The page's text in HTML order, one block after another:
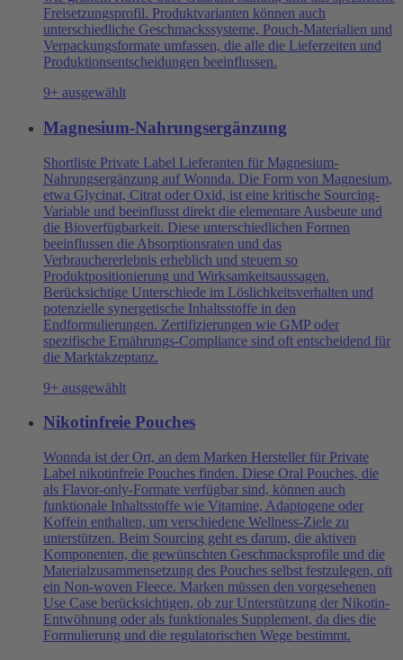
Freisetzungsprofil. Produktvarianten können auch
unterschiedliche Geschmackssysteme, Pouch-Materialien und
Verpackungsformate umfassen, die alle die Lieferzeiten und
Produktionsentscheidungen beeinflussen.
9+ ausgewählt
Magnesium-Nahrungsergänzung
Shortliste Private Label Lieferanten für Magnesium-
Nahrungsergänzung auf Wonnda. Die Form von Magnesium,
etwa Glycinat, Citrat oder Oxid, ist eine kritische Sourcing-
Variable und beeinflusst direkt die elementare Ausbeute und
die Bioverfügbarkeit. Diese unterschiedlichen Formen
beeinflussen die Absorptionsraten und das
Verbrauchererlebnis erheblich und steuern so
Produktpositionierung und Wirksamkeitsaussagen.
Berücksichtige Unterschiede im Löslichkeitsverhalten und
potenzielle synergetische Inhaltsstoffe in den
Endformulierungen. Zertifizierungen wie GMP oder
spezifische Ernährungs-Compliance sind oft entscheidend für
die Marktakzeptanz.
9+ ausgewählt
Nikotinfreie Pouches
Wonnda ist der Ort, an dem Marken Hersteller für Private
Label nikotinfreie Pouches finden. Diese Oral Pouches, die
als Flavor-only-Formate verfügbar sind, können auch
funktionale Inhaltsstoffe wie Vitamine, Adaptogene oder
Koffein enthalten, um verschiedene Wellness-Ziele zu
unterstützen. Beim Sourcing geht es darum, die aktiven
Komponenten, die gewünschten Geschmacksprofile und die
Materialzusammensetzung des Pouches selbst festzulegen, oft
ein Non-woven Fleece. Marken müssen den vorgesehenen
Use Case berücksichtigen, ob zur Unterstützung der Nikotin-
Entwöhnung oder als funktionales Supplement, da dies die
Formulierung und die regulatorischen Wege bestimmt.